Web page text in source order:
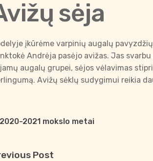
sėja
įkūrėme varpinių augalų
Andrėja pasėjo avižas. Jas
augalų grupei, sėjos vėlavimas
Avižų sėklų sudygimui reikia
2020-2021 mokslo metai
Post